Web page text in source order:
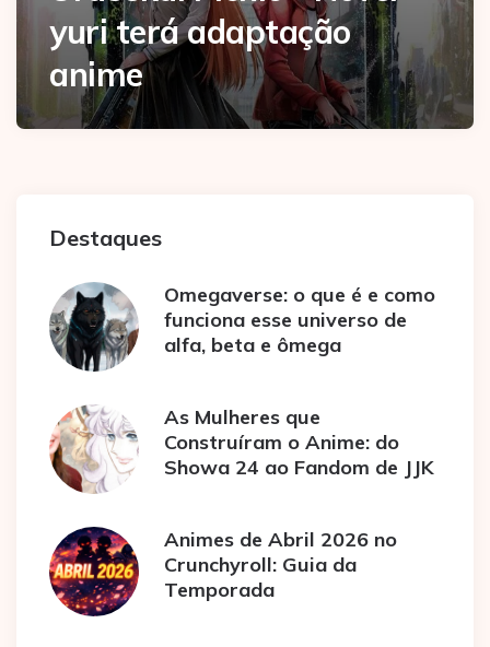
yuri terá adaptação
anime
Destaques
Omegaverse: o que é e como
funciona esse universo de
alfa, beta e ômega
As Mulheres que
Construíram o Anime: do
Showa 24 ao Fandom de JJK
Animes de Abril 2026 no
Crunchyroll: Guia da
Temporada